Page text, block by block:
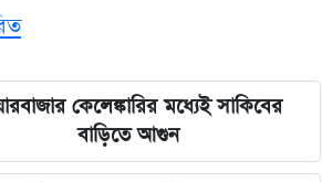
কেলেঙ্কারির মধ্যেই সাকিবের
বাড়িতে আগুন